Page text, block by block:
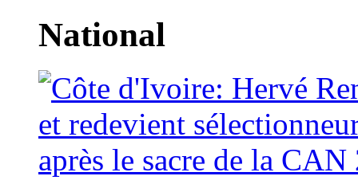
National